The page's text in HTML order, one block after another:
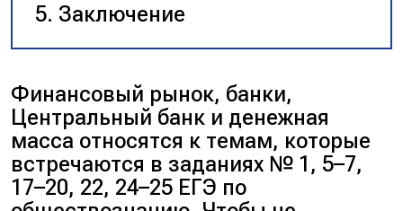
Заключение
Финансовый рынок, банки,
Центральный банк и денежная
масса относятся к темам, которые
встречаются в заданиях № 1, 5–7,
17–20, 22, 24–25 ЕГЭ по